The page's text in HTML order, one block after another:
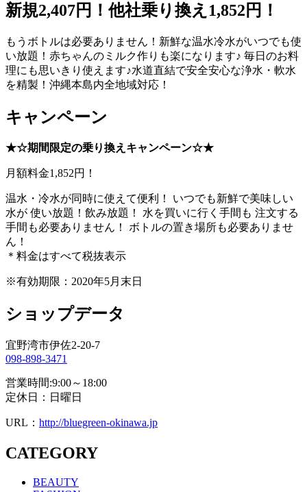
新規2,407円！他社乗り換え1,852円！
もうボトルは必要ありません！新鮮な温水冷水がいつでも使
い放題！赤ちゃんのミルク作りも楽になります♪ 毎日のお料
理にも思いきり使えます♪水道直結で安全安心な浄水・軟水
を精製！沖縄本島内全地域対応！
キャンペーン
★☆期間限定の乗り換えキャンペーン☆★
月額料金1,852円！
温水・冷水が同時に使えて便利！ いつでも新鮮で美味しい
水が 使い放題！飲み放題！ 水を買いに行く手間も 注文する
手間も必要ありません！ ボトルの置き場所も必要ありませ
ん！
＊料金はすべて税抜表示
※有効期限：2020年5月末日
ショップデータ
宜野湾市伊佐2-20-7
098-898-3471
営業時間:9:00～18:00
定休日：日曜日
URL： http://bluegreen-okinawa.jp
CATEGORY
BEAUTY